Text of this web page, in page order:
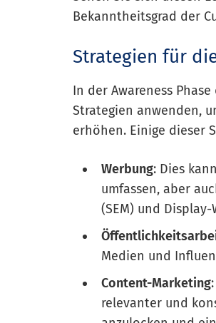
Bekanntheitsgrad der
Strategien für
In der Awareness
Strategien anwenden,
erhöhen. Einige dieser
Werbung: Dies
umfassen, aber
(SEM) und Display-
Medien und
Content-Marketing
relevanter und